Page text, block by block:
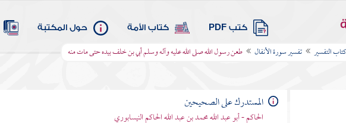
كتب PDF كتاب الأمة حول المكتبة
كتاب التفسير تفسير سورة الأنفال طعن رسول الله صلى الله عليه وآله وسلم أبي بن خلف بيده حتى مات منه
المستدرك على الصحيحين
الحاكم - أبو عبد الله محمد بن عبد الله الحاكم النيسابوري